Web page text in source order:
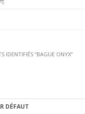
IDENTIFIÉS “BAGUE ONYX”